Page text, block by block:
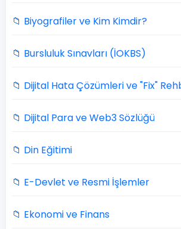
📁 Biyografiler ve Kim Kimdir?
📁 Bursluluk Sınavları (İOKBS)
📁 Dijital Hata Çözümleri ve "Fix"
📁 Dijital Para ve Web3 Sözlüğü
📁 Din Eğitimi
📁 E-Devlet ve Resmi İşlemler
📁 Ekonomi ve Finans